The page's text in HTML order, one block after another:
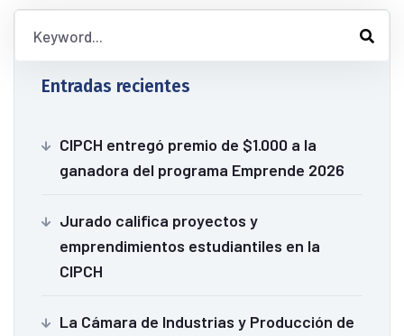
Entradas recientes
CIPCH entregó premio de $1.000 a la
ganadora del programa Emprende 2026
Jurado califica proyectos y
emprendimientos estudiantiles en la
CIPCH
La Cámara de Industrias y Producción de